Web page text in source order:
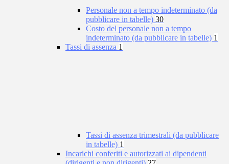
Personale non a tempo indeterminato (da
pubblicare in tabelle) 30
Costo del personale non a tempo
indeterminato (da pubblicare in tabelle) 1
Tassi di assenza 1
Tassi di assenza trimestrali (da pubblicare
in tabelle) 1
Incarichi conferiti e autorizzati ai dipendenti